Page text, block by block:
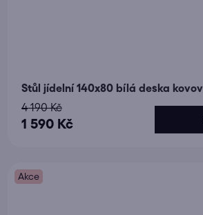
Stůl jídelní 140x80 bílá deska
1 590 Kč
4 190 Kč
Akce